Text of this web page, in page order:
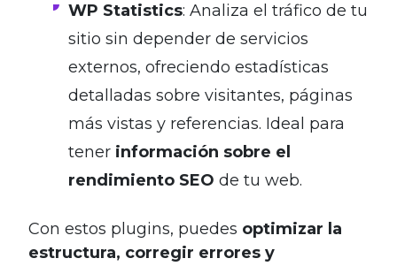
WP Statistics: Analiza el tráfico de tu
sitio sin depender de servicios
externos, ofreciendo estadísticas
detalladas sobre visitantes, páginas
más vistas y referencias. Ideal para
tener información sobre el
rendimiento SEO de tu web.
Con estos plugins, puedes optimizar la
estructura, corregir errores y